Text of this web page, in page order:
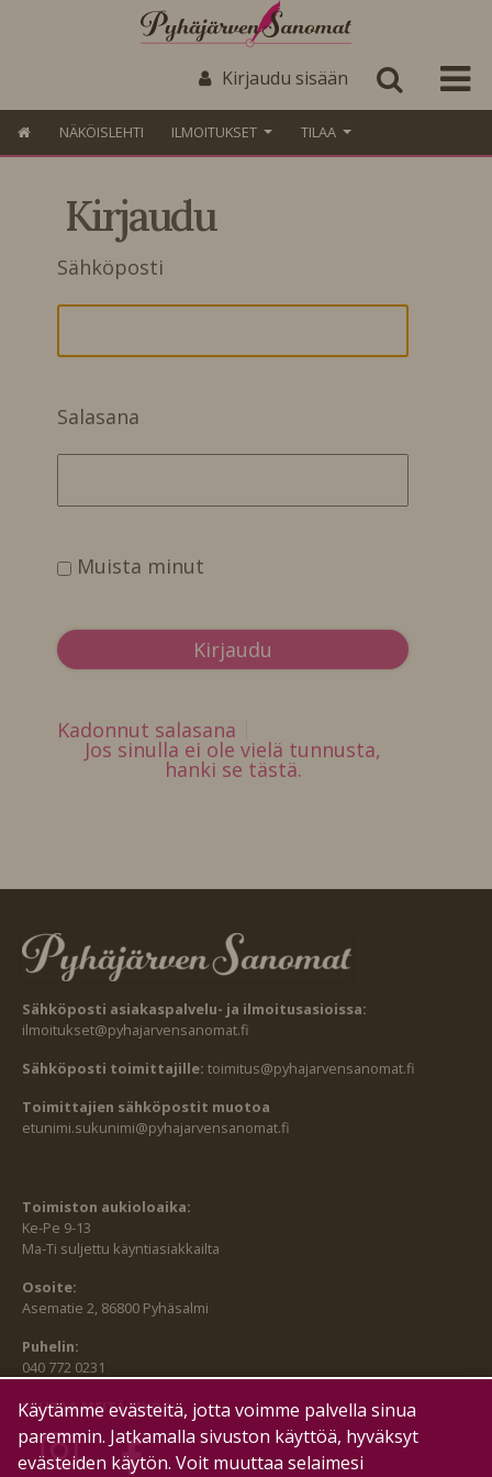
Kirjaudu sisään
NÄKÖISLEHTI ILMOITUKSET TILAA
Kirjaudu
Sähköposti
Salasana
Muista minut
Kadonnut salasana
Jos sinulla ei ole vielä tunnusta,
hanki se tästä.
Sähköposti asiakaspalvelu- ja ilmoitusasioissa:
ilmoitukset@pyhajarvensanomat.fi
Sähköposti toimittajille: toimitus@pyhajarvensanomat.fi
Toimittajien sähköpostit muotoa
etunimi.sukunimi@pyhajarvensanomat.fi
Toimiston aukioloaika:
Ke-Pe 9-13
Ma-Ti suljettu käyntiasiakkailta
Osoite:
Asematie 2, 86800 Pyhäsalmi
Puhelin:
040 772 0231
SEURAA MEITÄ MYÖS:
Käytämme evästeitä, jotta voimme palvella sinua
paremmin. Jatkamalla sivuston käyttöä, hyväksyt
evästeiden käytön. Voit muuttaa selaimesi